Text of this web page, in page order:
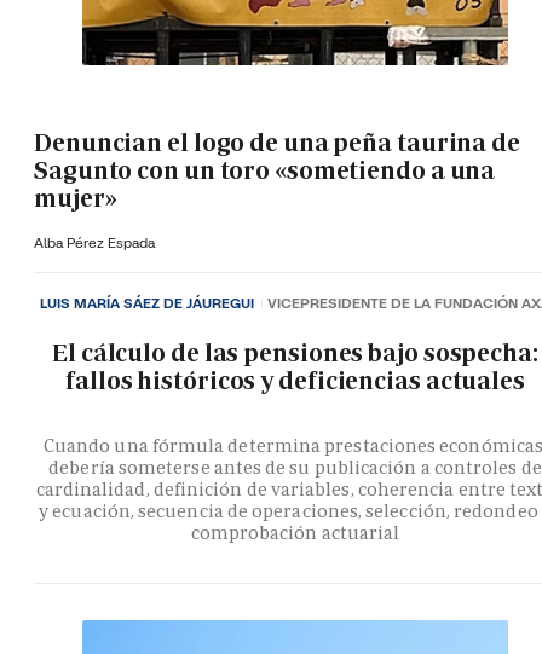
Denuncian el logo de una peña taurina de
Sagunto con un toro «sometiendo a una
mujer»
Alba Pérez Espada
El cálculo de las pensiones bajo sospecha:
fallos históricos y deficiencias actuales
Cuando una fórmula determina prestaciones
debería someterse antes de su publicación a controles de
cardinalidad, definición de variables, coherencia entre
y ecuación, secuencia de operaciones, selección, redondeo
comprobación actuarial
LUIS MARÍA SÁEZ DE JÁUREGUI VICEPRESIDENTE DE LA FUNDACIÓN